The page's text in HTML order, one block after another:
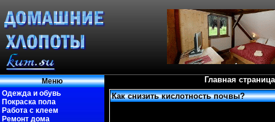
Меню
Одежда и обувь
Покраска пола
Работа с клеем
Ремонт дома
Главная страница
Как снизить кислотность почвы?